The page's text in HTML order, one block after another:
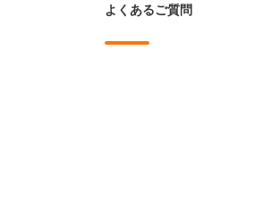
よくあるご質問